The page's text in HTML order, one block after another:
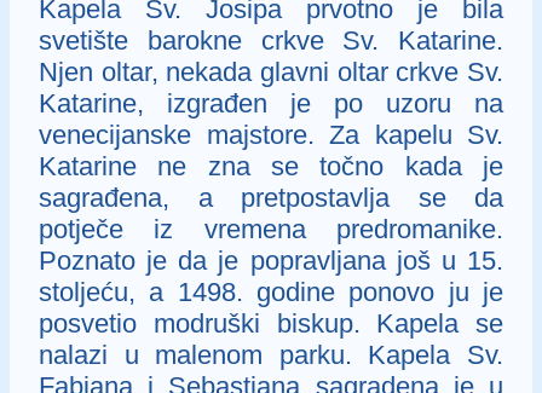
Kapela Sv. Josipa prvotno je bila
svetište barokne crkve Sv. Katarine.
Njen oltar, nekada glavni oltar crkve Sv.
Katarine, izgrađen je po uzoru na
venecijanske majstore. Za kapelu Sv.
Katarine ne zna se točno kada je
sagrađena, a pretpostavlja se da
potječe iz vremena predromanike.
Poznato je da je popravljana još u 15.
stoljeću, a 1498. godine ponovo ju je
posvetio modruški biskup. Kapela se
nalazi u malenom parku. Kapela Sv.
Fabiana i Sebastiana sagradena je u